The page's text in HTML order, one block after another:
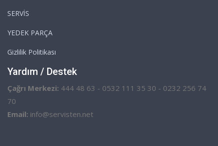
SERVİS
YEDEK PARÇA
Gizlilik Politikası
Yardım / Destek
Çağrı Merkezi: 444 48 63 - 0532 111 35 30 - 0232 256 74
70
Email: info@servisten.net